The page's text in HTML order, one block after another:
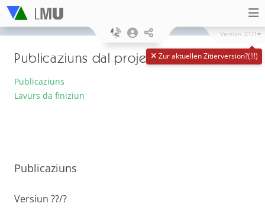
Zur aktuellen Zitierversion?(!!!)
Version 21/1
Publicaziuns dal project
Publicaziuns
Lavurs da finiziun
Publicaziuns
Versiun ??/?